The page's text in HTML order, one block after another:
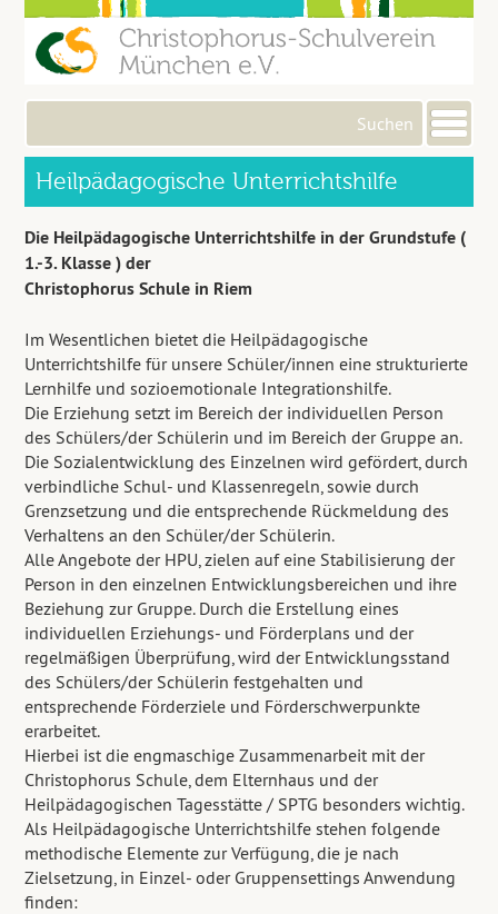
Heilpädagogische Unterrichtshilfe
Die Heilpädagogische Unterrichtshilfe in der Grundstufe (
1.-3. Klasse ) der
Christophorus Schule in Riem
Im Wesentlichen bietet die Heilpädagogische
Unterrichtshilfe für unsere Schüler/innen eine strukturierte
Lernhilfe und sozioemotionale Integrationshilfe.
Die Erziehung setzt im Bereich der individuellen Person
des Schülers/der Schülerin und im Bereich der Gruppe an.
Die Sozialentwicklung des Einzelnen wird gefördert, durch
verbindliche Schul- und Klassenregeln, sowie durch
Grenzsetzung und die entsprechende Rückmeldung des
Verhaltens an den Schüler/der Schülerin.
Alle Angebote der HPU, zielen auf eine Stabilisierung der
Person in den einzelnen Entwicklungsbereichen und ihre
Beziehung zur Gruppe. Durch die Erstellung eines
individuellen Erziehungs- und Förderplans und der
regelmäßigen Überprüfung, wird der Entwicklungsstand
des Schülers/der Schülerin festgehalten und
entsprechende Förderziele und Förderschwerpunkte
erarbeitet.
Hierbei ist die engmaschige Zusammenarbeit mit der
Christophorus Schule, dem Elternhaus und der
Heilpädagogischen Tagesstätte / SPTG besonders wichtig.
Als Heilpädagogische Unterrichtshilfe stehen folgende
methodische Elemente zur Verfügung, die je nach
Zielsetzung, in Einzel- oder Gruppensettings Anwendung
finden: